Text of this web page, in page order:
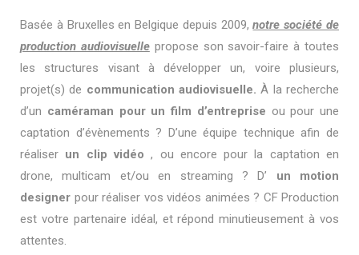
Basée à Bruxelles en Belgique depuis 2009,notre société de
production audiovisuelle propose son savoir-faire à toutes
les structures visant à développer un, voire plusieurs,
projet(s) de communication audiovisuelle.À la recherche
d’un caméraman pour un film d’entreprise ou pour une
captation d’évènements ? D’une équipe technique afin de
réaliser un clip vidéo , ou encore pour la captation en
drone, multicam et/ou en streaming ? D’ un motion
designer pour réaliser vos vidéos animées ? CF Production
est votre partenaire idéal, et répond minutieusement à vos
attentes.